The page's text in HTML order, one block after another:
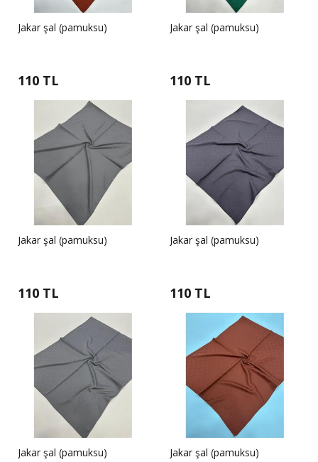
Jakar şal (pamuksu)
110 TL
Jakar şal (pamuksu)
110 TL
Jakar şal (pamuksu)
110 TL
Jakar şal (pamuksu)
110 TL
Jakar şal (pamuksu) Jakar şal (pamuksu)